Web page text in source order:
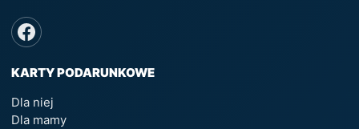
KARTY PODARUNKOWE
Dla niej
Dla mamy